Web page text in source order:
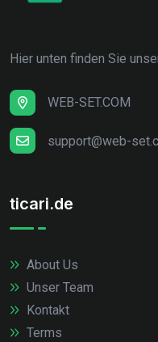
Hier unten finden Sie
WEB-SET.COM
support@web-
ticari.de
About Us
Unser Team
Kontakt
Terms